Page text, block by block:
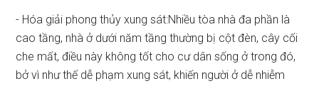
may
mắn
trong
cuộc
- Hóa giải phong thủy xung sát:Nhiều tòa nhà đa phần là
cao tầng, nhà ở dưới năm tầng thường bị cột đèn, cây cối
che mất, điều này không tốt cho cư dân sống ở trong đó,
bở vì như thế dễ phạm xung sát, khiến người ở dễ nhiễm